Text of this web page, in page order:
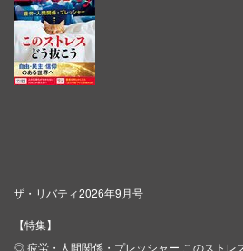
ザ・リバティ2026年9月号
【特集】
◎ 疲労・人間関係・プレッシャー このストレ